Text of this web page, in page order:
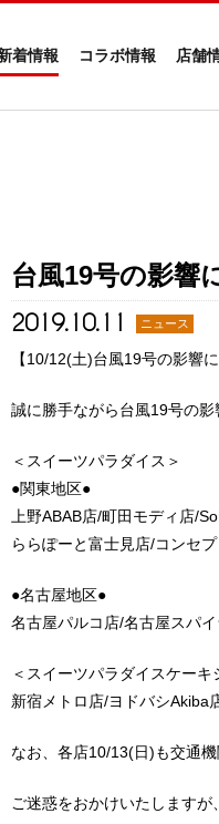
着情報 コラボ情報 店舗
台風19号の影響
2019.10.11 ニュース
【10/12(土)台風19号の影響
誠に勝手ながら台風19号の
＜スイーツパラダイス＞
●関東地区●
上野ABAB店/町田モディ店/
ららぽーと富士見店/コンセ
●名古屋地区●
名古屋パルコ店/名古屋スパ
＜スイーツパラダイスケーキ
新宿メトロ店/ヨドバシAkiba
なお、各店10/13(日)も交通
ご迷惑をおかけいたしますが